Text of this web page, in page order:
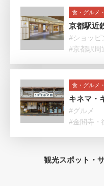
食・グルメ
京都駅近
#ショッピ
#京都駅周
食・グルメ
キネマ・
#グルメ
#金閣寺・
観光スポット・